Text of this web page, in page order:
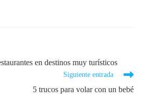
en destinos muy turísticos
Siguiente entrada
5 trucos para volar con un bebé